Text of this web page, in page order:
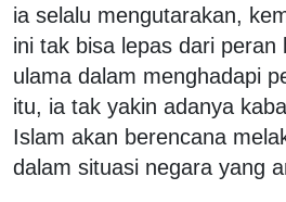
ia selalu mengutarakan,
ini tak bisa lepas dari peran
ulama dalam menghadapi
itu, ia tak yakin adanya
Islam akan berencana
dalam situasi negara yang